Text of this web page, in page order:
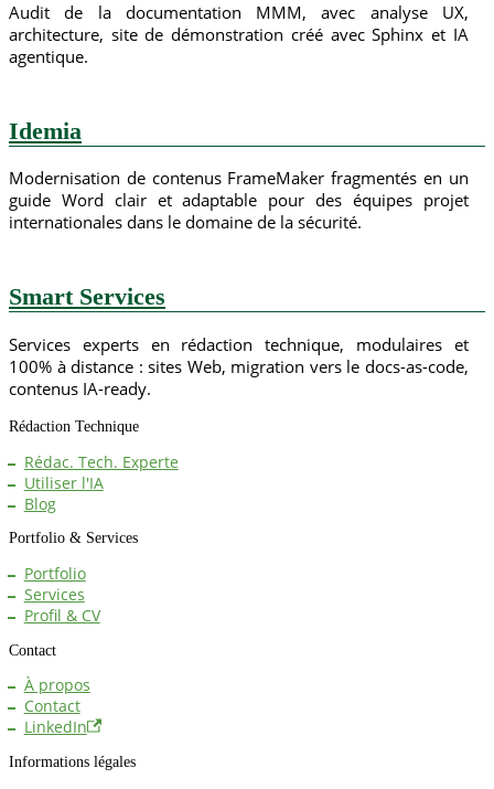
Audit de la documentation MMM, avec analyse UX,
architecture, site de démonstration créé avec Sphinx et IA
agentique.
Idemia
Modernisation de contenus FrameMaker fragmentés en un
guide Word clair et adaptable pour des équipes projet
internationales dans le domaine de la sécurité.
Smart Services
Services experts en rédaction technique, modulaires et
100% à distance : sites Web, migration vers le docs-as-code,
contenus IA-ready.
Rédaction Technique
Rédac. Tech. Experte
Utiliser l'IA
Blog
Portfolio & Services
Portfolio
Services
Profil & CV
Contact
À propos
Contact
LinkedIn
Informations légales